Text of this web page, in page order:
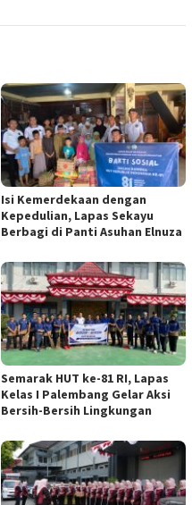
Isi Kemerdekaan dengan
Kepedulian, Lapas Sekayu
Berbagi di Panti Asuhan Elnuza
Semarak HUT ke-81 RI, Lapas
Kelas I Palembang Gelar Aksi
Bersih-Bersih Lingkungan